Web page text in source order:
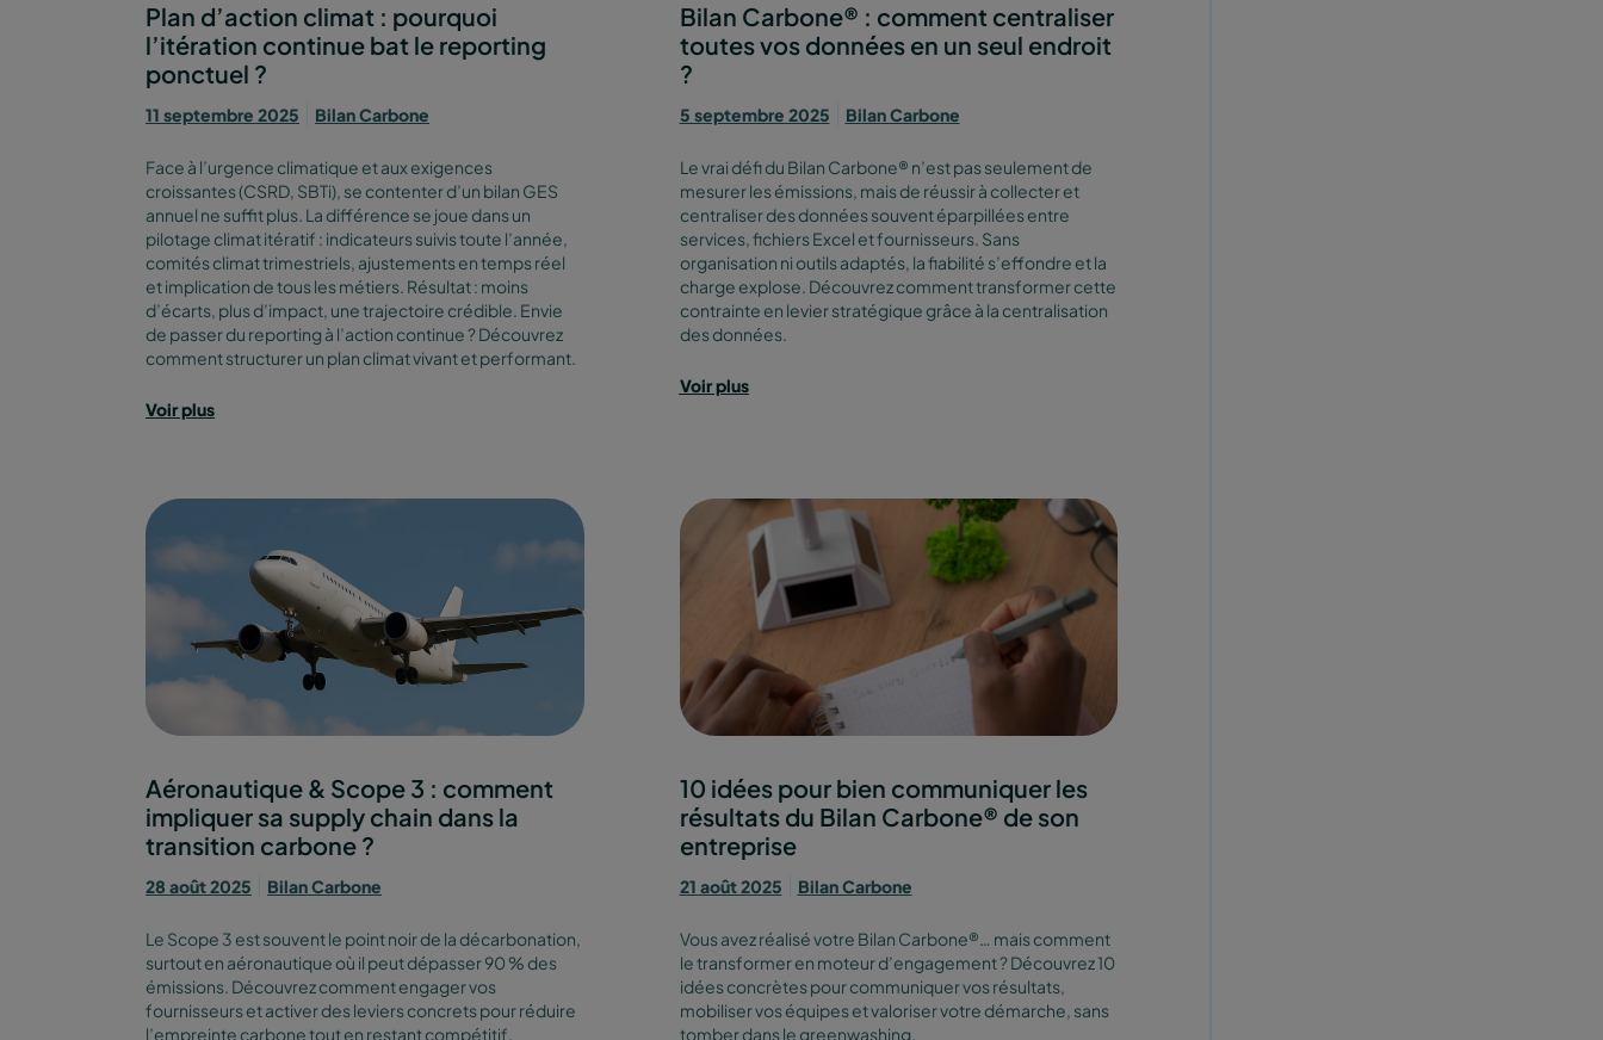
Plan d’action climat : pourquoi
l’itération continue bat le reporting
ponctuel ?
11 septembre 2025 Bilan Carbone
Face à l’urgence climatique et aux exigences
croissantes (CSRD, SBTi), se contenter d’un bilan GES
annuel ne suffit plus. La différence se joue dans un
pilotage climat itératif : indicateurs suivis toute l’année,
comités climat trimestriels, ajustements en temps réel
et implication de tous les métiers. Résultat : moins
d’écarts, plus d’impact, une trajectoire crédible. Envie
de passer du reporting à l’action continue ? Découvrez
comment structurer un plan climat vivant et performant.
Voir plus
Bilan Carbone® : comment centraliser
toutes vos données en un seul endroit
?
5 septembre 2025 Bilan Carbone
Le vrai défi du Bilan Carbone® n’est pas seulement de
mesurer les émissions, mais de réussir à collecter et
centraliser des données souvent éparpillées entre
services, fichiers Excel et fournisseurs. Sans
organisation ni outils adaptés, la fiabilité s’effondre et la
charge explose. Découvrez comment transformer cette
contrainte en levier stratégique grâce à la centralisation
des données.
Voir plus
Aéronautique & Scope 3 : comment
impliquer sa supply chain dans la
transition carbone ?
28 août 2025 Bilan Carbone
Le Scope 3 est souvent le point noir de la décarbonation,
surtout en aéronautique où il peut dépasser 90 % des
émissions. Découvrez comment engager vos
fournisseurs et activer des leviers concrets pour réduire
l’empreinte carbone tout en restant compétitif.
10 idées pour bien communiquer les
résultats du Bilan Carbone® de son
entreprise
21 août 2025 Bilan Carbone
Vous avez réalisé votre Bilan Carbone®… mais comment
le transformer en moteur d’engagement ? Découvrez 10
idées concrètes pour communiquer vos résultats,
mobiliser vos équipes et valoriser votre démarche, sans
tomber dans le greenwashing.